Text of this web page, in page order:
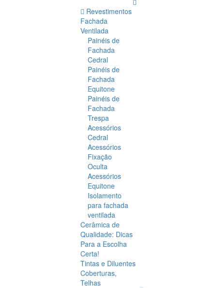
Revestimentos
Fachada
Ventilada
Painéis de
Fachada
Cedral
Painéis de
Fachada
Equitone
Painéis de
Fachada
Trespa
Acessórios
Cedral
Acessórios
Fixação
Oculta
Acessórios
Equitone
Isolamento
para fachada
ventilada
Cerâmica de
Qualidade: Dicas
Para a Escolha
Certa!
Tintas e Diluentes
Coberturas,
Telhas